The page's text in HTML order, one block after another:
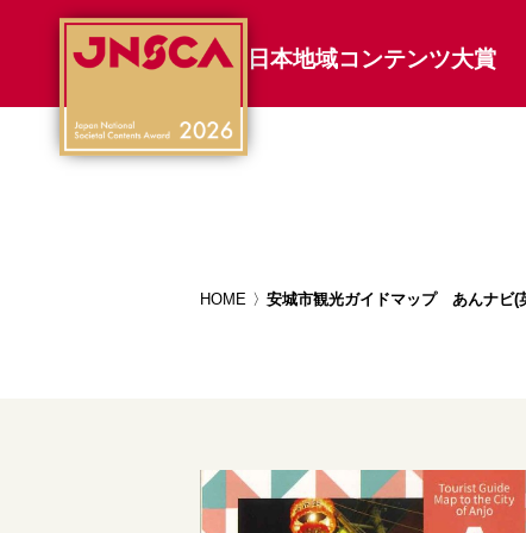
日本地域コンテンツ大賞
HOME 安城市観光ガイドマップ あんナビ(